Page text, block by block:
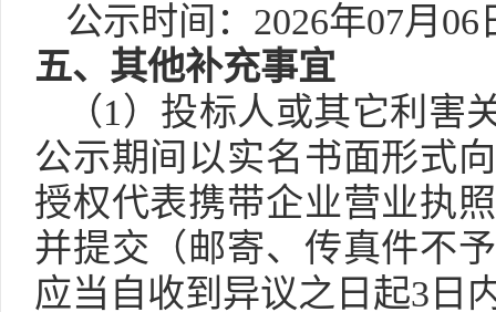
公示时间： 2026年07月 06
五、其他补充事宜
（1）投标人或其它利害
公示期间以实名书面形式
授权代表携带企业营业执
并提交（邮寄、传真件不
应当自收到异议之日起3日